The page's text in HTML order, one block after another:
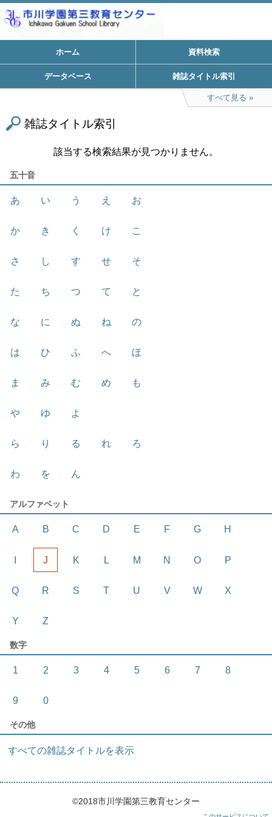
ホーム 資料検索
データベース 雑誌タイトル索引
すべて見る
雑誌タイトル索引
該当する検索結果が見つかりません。
五十音
あ い う え お
か き く け こ
さ し す せ そ
た ち つ て と
な に ぬ ね の
は ひ ふ へ ほ
ま み む め も
や ゆ よ
ら り る れ ろ
わ を ん
アルファベット
A B C D E F G H
J K L M N O P
Q R S T U V W X
Y Z
数字
1 2 3 4 5 6 7 8
9 0
その他
すべての雑誌タイトルを表示
©2018市川学園第三教育センター